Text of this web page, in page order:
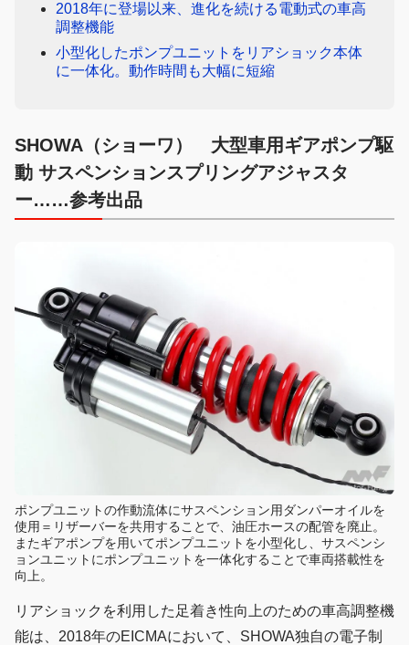
2018年に登場以来、進化を続ける電動式の車高
調整機能
小型化したポンプユニットをリアショック本体
に一体化。動作時間も大幅に短縮
SHOWA（ショーワ） 大型車用ギアポンプ駆
動 サスペンションスプリングアジャスタ
ー……参考出品
ポンプユニットの作動流体にサスペンション用ダンパーオイルを
使用＝リザーバーを共用することで、油圧ホースの配管を廃止。
またギアポンプを用いてポンプユニットを小型化し、サスペンシ
ョンユニットにポンプユニットを一体化することで車両搭載性を
向上。
リアショックを利用した足着き性向上のための車高調整機
能は、2018年のEICMAにおいて、SHOWA独自の電子制